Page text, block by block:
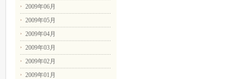
2009年06月
2009年05月
2009年04月
2009年03月
2009年02月
2009年01月